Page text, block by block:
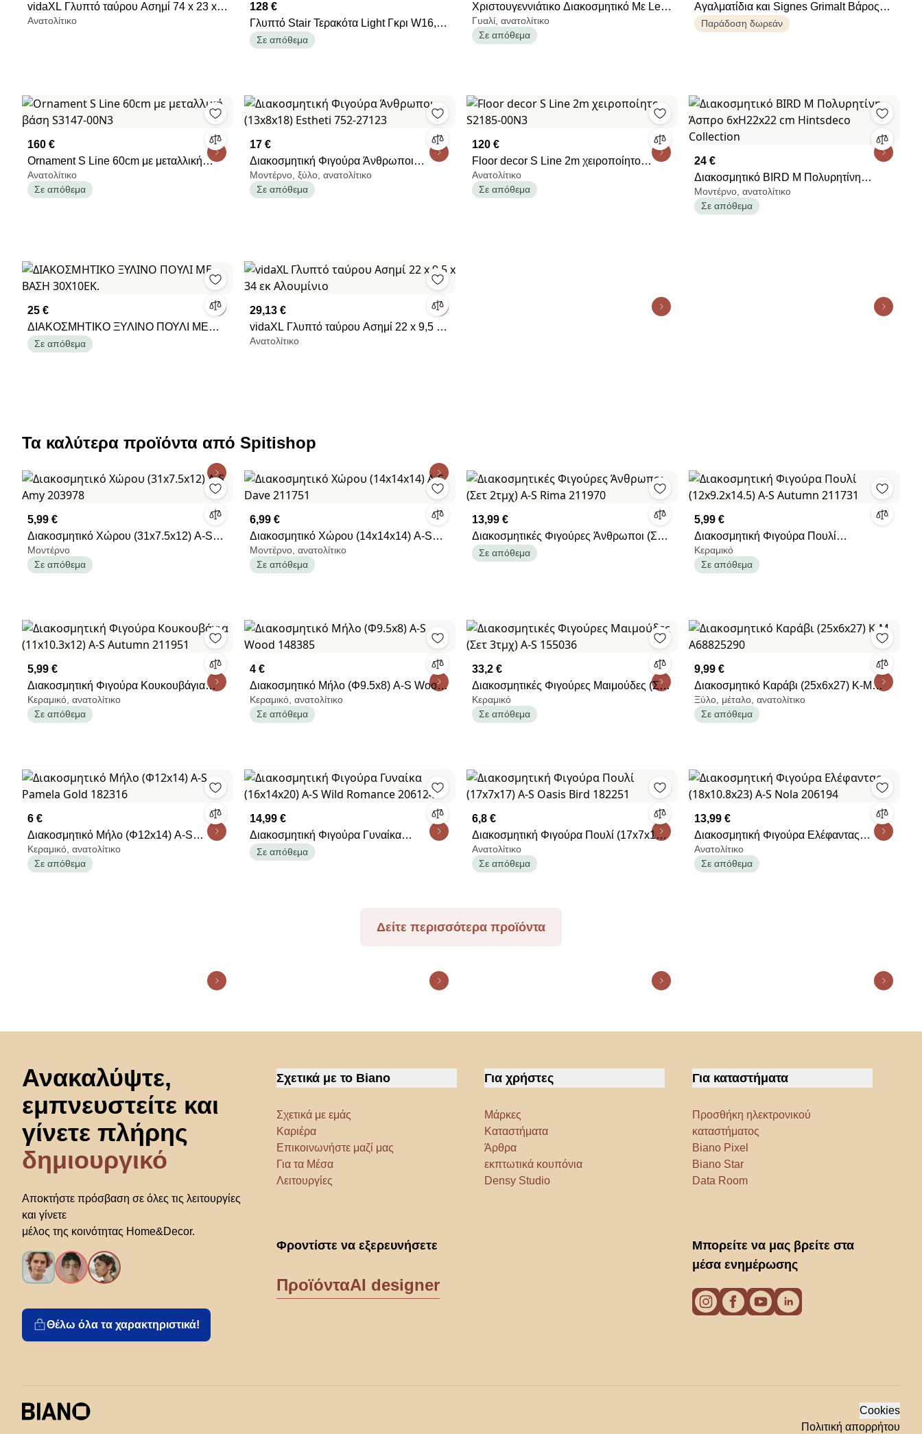
vidaXL Γλυπτό ταύρου Ασημί 74 x 23 x
30 εκ Αλουμίνιο
Ανατολίτικο
128 €
Γλυπτό Stair Τερακότα Light Γκρι W16,5
x D16,5 x H16,5 cm KRISTINA DAM
Σε απόθεμα
Χριστουγεννιάτικο Διακοσμητικό Με Led
(Φ14.6x24) Eurolamp 600-44871
Γυαλί, ανατολίτικο
Σε απόθεμα
Αγαλματίδια και Signes Grimalt Βάρος
Χαρτιού
Παράδοση δωρεάν
160 €
Ornament S Line 60cm με μεταλλική
βάση S3147-00N3
Ανατολίτικο
Σε απόθεμα
17 €
Διακοσμητική Φιγούρα Άνθρωποι
(13x8x18) Estheti 752-27123
Μοντέρνο, ξύλο, ανατολίτικο
Σε απόθεμα
120 €
Floor decor S Line 2m χειροποίητο
S2185-00N3
Ανατολίτικο
Σε απόθεμα
24 €
Διακοσμητικό BIRD M Πολυρητίνη
Άσπρο 6xΗ22x22 cm Hintsdeco
Collection
Μοντέρνο, ανατολίτικο
Σε απόθεμα
25 €
ΔΙΑΚΟΣΜΗΤΙΚΟ ΞΥΛΙΝΟ ΠΟΥΛΙ ΜΕ
ΒΑΣΗ 30Χ10ΕΚ.
Σε απόθεμα
29,13 €
vidaXL Γλυπτό ταύρου Ασημί 22 x 9,5 x
34 εκ Αλουμίνιο
Ανατολίτικο
Τα καλύτερα προϊόντα από Spitishop
5,99 €
Διακοσμητικό Χώρου (31x7.5x12) A-S
Amy 203978
Μοντέρνο
Σε απόθεμα
6,99 €
Διακοσμητικό Χώρου (14x14x14) A-S
Dave 211751
Μοντέρνο, ανατολίτικο
Σε απόθεμα
13,99 €
Διακοσμητικές Φιγούρες Άνθρωποι (Σετ
2τμχ) A-S Rima 211970
Σε απόθεμα
5,99 €
Διακοσμητική Φιγούρα Πουλί
(12x9.2x14.5) A-S Autumn 211731
Κεραμικό
Σε απόθεμα
5,99 €
Διακοσμητική Φιγούρα Κουκουβάγια
(11x10.3x12) A-S Autumn 211951
Κεραμικό, ανατολίτικο
Σε απόθεμα
4 €
Διακοσμητικό Μήλο (Φ9.5x8) A-S Wood
148385
Κεραμικό, ανατολίτικο
Σε απόθεμα
33,2 €
Διακοσμητικές Φιγούρες Μαιμούδες (Σετ
3τμχ) A-S 155036
Κεραμικό
Σε απόθεμα
9,99 €
Διακοσμητικό Καράβι (25x6x27) K-M
A68825290
Ξύλο, μέταλο, ανατολίτικο
Σε απόθεμα
6 €
Διακοσμητικό Μήλο (Φ12x14) A-S
Pamela Gold 182316
Κεραμικό, ανατολίτικο
Σε απόθεμα
14,99 €
Διακοσμητική Φιγούρα Γυναίκα
(16x14x20) A-S Wild Romance 206124
Σε απόθεμα
6,8 €
Διακοσμητική Φιγούρα Πουλί (17x7x17)
A-S Oasis Bird 182251
Ανατολίτικο
Σε απόθεμα
13,99 €
Διακοσμητική Φιγούρα Ελέφαντας
(18x10.8x23) A-S Nola 206194
Ανατολίτικο
Σε απόθεμα
Δείτε περισσότερα προϊόντα
Ανακαλύψτε,
εμπνευστείτε και
γίνετε πλήρης
δημιουργικό
Αποκτήστε πρόσβαση σε όλες τις λειτουργίες
και γίνετε
μέλος της κοινότητας Home&Decor.
Θέλω όλα τα χαρακτηριστικά!
Σχετικά με το Biano
Σχετικά με εμάς
Καριέρα
Επικοινωνήστε μαζί μας
Για τα Μέσα
Λειτουργίες
Για χρήστες
Μάρκες
Καταστήματα
Άρθρα
εκπτωτικά κουπόνια
Densy Studio
Για καταστήματα
Προσθήκη ηλεκτρονικού
καταστήματος
Biano Pixel
Biano Star
Data Room
Φροντίστε να εξερευνήσετε
ΠροϊόνταAI designer
Μπορείτε να μας βρείτε στα
μέσα ενημέρωσης
Cookies
Πολιτική απορρήτου